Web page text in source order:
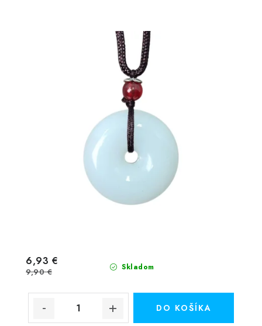
Skladom
6,93 €
9,90 €
DO KOŠÍKA